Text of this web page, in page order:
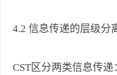
4.2 信息传递的层级分
CST区分两类信息传递